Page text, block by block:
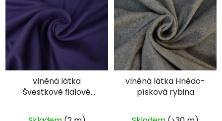
vlněná látka
Švestkově fialové
vlněná látka Hnědo-
písková rybina